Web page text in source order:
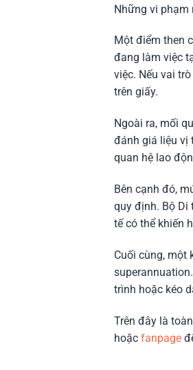
Những vi phạm
Một điểm then
đang làm việc
việc. Nếu vai
trên giấy.
Ngoài ra, mối
đánh giá liệu vị
quan hệ lao
Bên cạnh đó,
quy định. Bộ
tế có thể khiến
Cuối cùng, một
trình hoặc kéo
Trên đây là
hoặcfanpage